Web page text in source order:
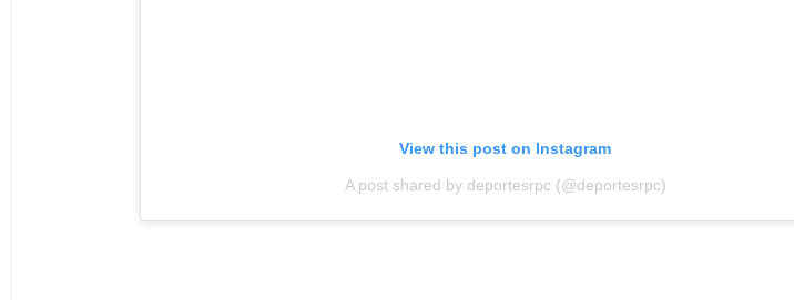
View this post on Instagram
A post shared by deportesrpc (@deportesrpc)